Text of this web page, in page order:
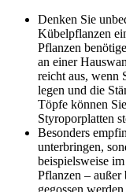
Denken Sie
Kübelpflanzen
Pflanzen
an einer
reicht aus, wenn
legen und die
Töpfe können
Styroporplatten
Besonders
unterbringen,
beispielsweise
Pflanzen – außer